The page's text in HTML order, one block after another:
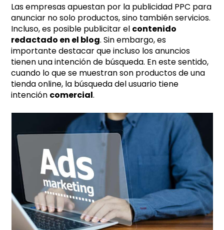
Las empresas apuestan por la publicidad PPC para
anunciar no solo productos, sino también servicios.
Incluso, es posible publicitar el contenido
redactado en el blog. Sin embargo, es
importante destacar que incluso los anuncios
tienen una intención de búsqueda. En este sentido,
cuando lo que se muestran son productos de una
tienda online, la búsqueda del usuario tiene
intención comercial.